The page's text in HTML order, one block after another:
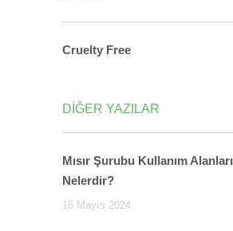
Cruelty Free
DİĞER YAZILAR
Mısır Şurubu Kullanım Alanları
Nelerdir?
16 Mayıs 2024